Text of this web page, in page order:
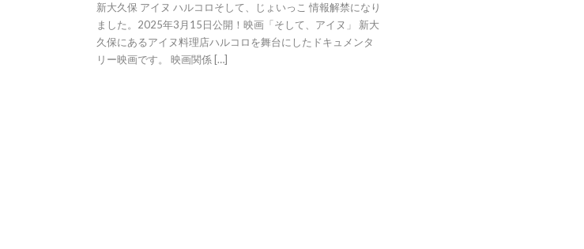
新大久保 アイヌ ハルコロそして、じょいっこ 情報解禁になり
ました。2025年3月15日公開！映画「そして、アイヌ」 新大
久保にあるアイヌ料理店ハルコロを舞台にしたドキュメンタ
リー映画です。 映画関係 […]